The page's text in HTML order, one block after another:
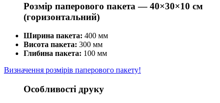
Розмір паперового пакета —40×30×10 см
(горизонтальний)
Ширина пакета: 400 мм
Висота пакета: 300 мм
Глибина пакета: 100 мм
Визначення розмірів паперового пакету!
Особливості друку